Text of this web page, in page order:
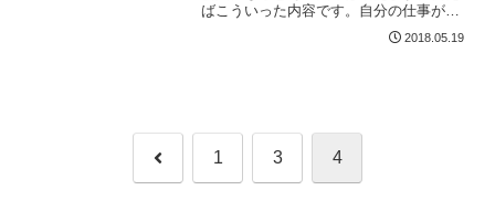
ばこういった内容です。自分の仕事がう
まくいかない後輩の教育に時間を取られ
すぎて自分の仕事ができない上司とウマ
という会社です。この投稿では、僕...
2018.05.19
前 1 3 4